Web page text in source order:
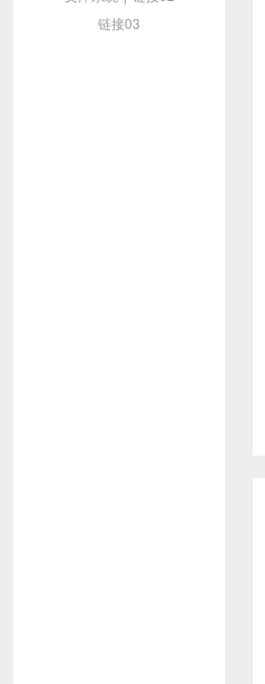
链接03